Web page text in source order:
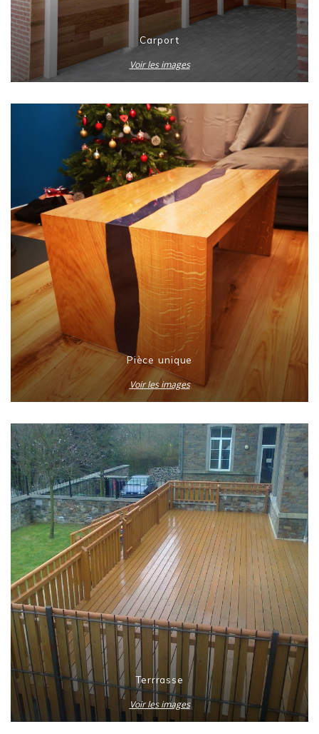
Carport
Voir les images
Pièce unique
Voir les images
Terrrasse
Voir les images